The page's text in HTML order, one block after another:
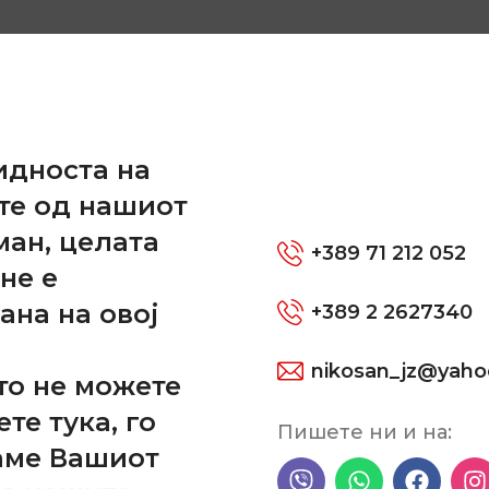
на
од нашиот
целата
е
на овој
не можете
тука, го
Вашиот
+389 71 212 052
+389 2 2627340
Пишете ни и на:
ИНФОРМАЦИИ
во место 20 мин што после тоа се испушта маслото и се
на масло и филтер за масло.